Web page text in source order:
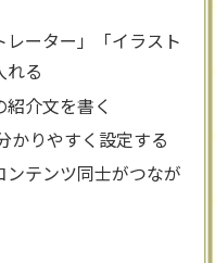
ーター」「イラスト
れる
介文を書く
かりやすく設定する
テンツ同士がつなが